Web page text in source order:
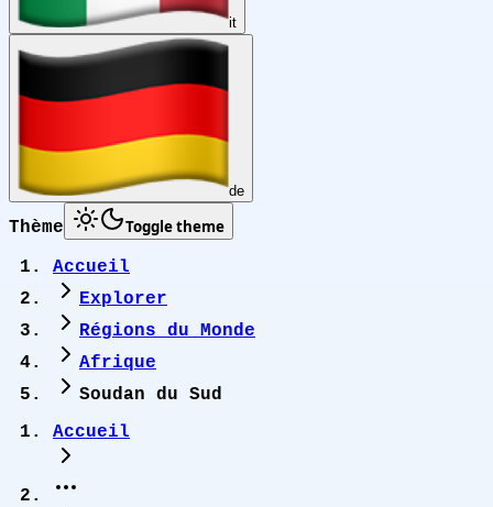
it
de
Thème Toggle theme
Accueil
Explorer
Régions du Monde
Afrique
Soudan du Sud
Accueil